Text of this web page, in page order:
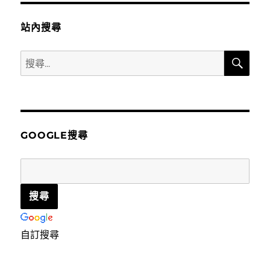
性
料
站內搜尋
搜
尋
鍵
搜
GOOGLE搜尋
自訂搜尋